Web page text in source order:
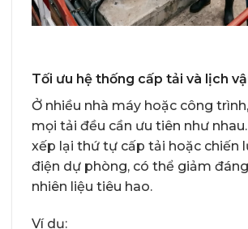
Tối ưu hệ thống cấp tải và lịch
Ở nhiều nhà máy hoặc công
mọi tải đều cần ưu tiên như
xếp lại thứ tự cấp tải hoặc chiến
điện dự phòng, có thể giảm
nhiên liệu tiêu hao.
Ví dụ: